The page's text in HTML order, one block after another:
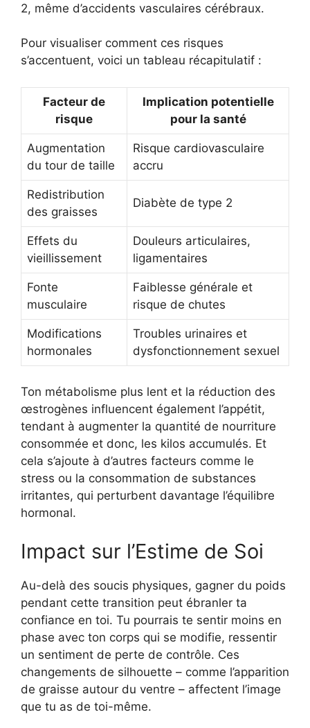
2, même d’accidents vasculaires cérébraux.
Pour visualiser comment ces risques
s’accentuent, voici un tableau récapitulatif :
Facteur de
risque
Implication potentielle
pour la santé
Augmentation
du tour de taille
Risque cardiovasculaire
accru
Redistribution
des graisses
Diabète de type 2
Effets du
vieillissement
Douleurs articulaires,
ligamentaires
Fonte
musculaire
Faiblesse générale et
risque de chutes
Modifications
hormonales
Troubles urinaires et
dysfonctionnement sexuel
Ton métabolisme plus lent et la réduction des
œstrogènes influencent également l’appétit,
tendant à augmenter la quantité de nourriture
consommée et donc, les kilos accumulés. Et
cela s’ajoute à d’autres facteurs comme le
stress ou la consommation de substances
irritantes, qui perturbent davantage l’équilibre
hormonal.
Impact sur l’Estime de Soi
Au-delà des soucis physiques, gagner du poids
pendant cette transition peut ébranler ta
confiance en toi. Tu pourrais te sentir moins en
phase avec ton corps qui se modifie, ressentir
un sentiment de perte de contrôle. Ces
changements de silhouette – comme l’apparition
de graisse autour du ventre – affectent l’image
que tu as de toi-même.